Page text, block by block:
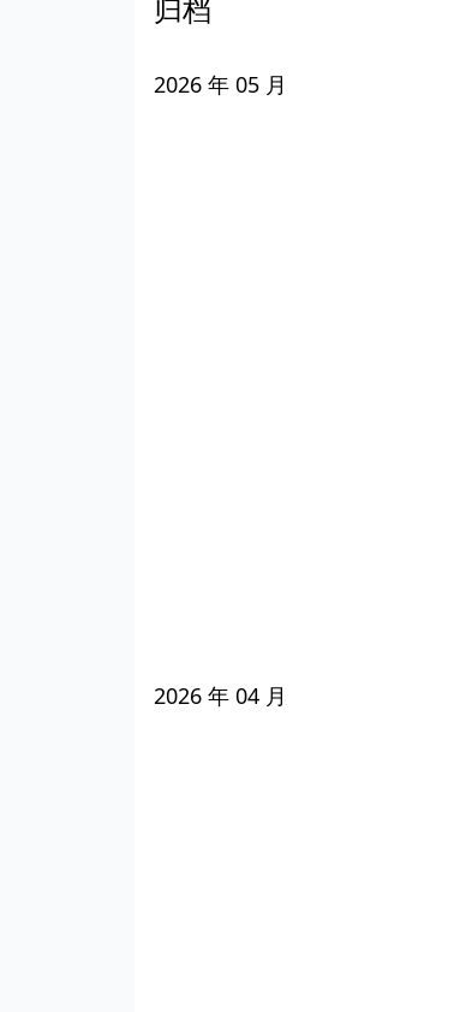
归档
2026 年 05 月
2026 年 04 月